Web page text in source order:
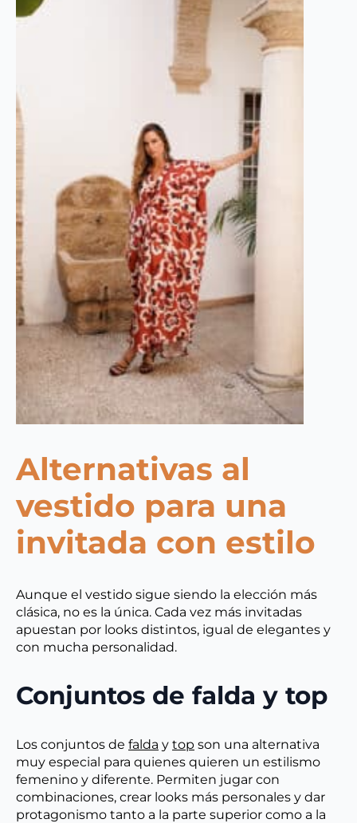
Alternativas al
vestido para una
invitada con estilo
Aunque el vestido sigue siendo la elección más
clásica, no es la única. Cada vez más invitadas
apuestan por looks distintos, igual de elegantes y
con mucha personalidad.
Conjuntos de falda y top
Los conjuntos de falda y top son una alternativa
muy especial para quienes quieren un estilismo
femenino y diferente. Permiten jugar con
combinaciones, crear looks más personales y dar
protagonismo tanto a la parte superior como a la